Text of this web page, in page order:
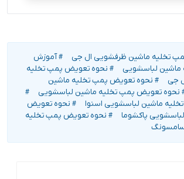
تخلیه ماشین ظرفشویی ال جی #آموزش
لباسشویی
# نحوه تعویض پمپ تخلیه
جی
# نحوه تعویض پمپ تخلیه ماشین
نحوه تعویض پمپ تخلیه ماشین لباسشویی #
ماشین لباسشویی اسنوا # نحوه تعویض
پاکشوما
# نحوه تعویض پمپ تخلیه